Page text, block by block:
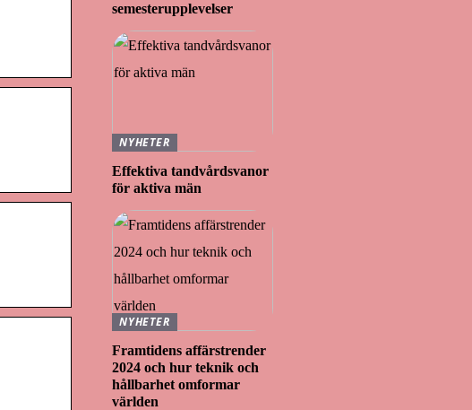
semesterupplevelser
NYHETER
Effektiva tandvårdsvanor
för aktiva män
NYHETER
Framtidens affärstrender
2024 och hur teknik och
hållbarhet omformar
världen